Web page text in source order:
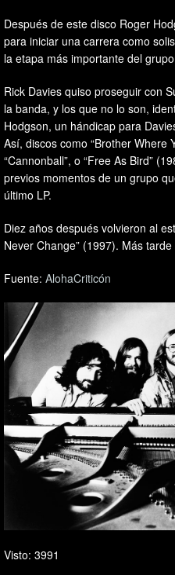
Después de este disco Roger
para iniciar una carrera como
la etapa más importante del
Rick Davies quiso proseguir con
la banda, y los que no lo son,
Hodgson, un hándicap para
Así, discos como “Brother Where
“Cannonball”, o “Free As Bird”
previos momentos de un grupo
último LP.
Diez años después volvieron al
Never Change” (1997). Más
Fuente: AlohaCriticón
Visto: 3991